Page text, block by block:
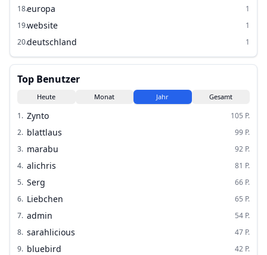
18.europa
1
19.website
1
20.deutschland 1
Top Benutzer
Heute Monat Jahr Gesamt
1. Zynto 105 P.
2. blattlaus 99 P.
3. marabu 92 P.
4. alichris 81 P.
5. Serg 66 P.
6. Liebchen 65 P.
7. admin 54 P.
8. sarahlicious 47 P.
9. bluebird 42 P.